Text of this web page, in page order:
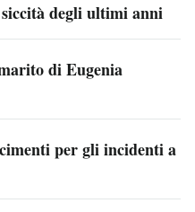
degli ultimi anni
di Eugenia
per gli incidenti a